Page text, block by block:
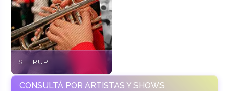
SHERUP!
CONSULTÁ POR ARTISTAS Y SHOWS